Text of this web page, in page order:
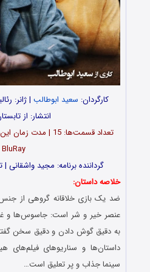
کارگردان: سعید ابوطالب | ژانر:
انتشار: از تابستان
BluRay
گرداننده برنامه: مجید واشقانی
خلاصه داستان:
ضد یک بازی خلاقانه گروهی از
عنصر خیر و شر است: جاسوس‌ها و
به دقیق گوش دادن و دقیق سخن
داستان‌ها و سناریوهای فیلم‌های
سینما جذاب و پر تعلیق است…